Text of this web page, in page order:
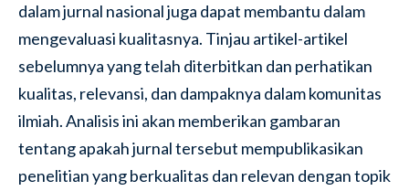
dalam jurnal nasional juga dapat membantu dalam
mengevaluasi kualitasnya. Tinjau artikel-artikel
sebelumnya yang telah diterbitkan dan perhatikan
kualitas, relevansi, dan dampaknya dalam komunitas
ilmiah. Analisis ini akan memberikan gambaran
tentang apakah jurnal tersebut mempublikasikan
penelitian yang berkualitas dan relevan dengan topik